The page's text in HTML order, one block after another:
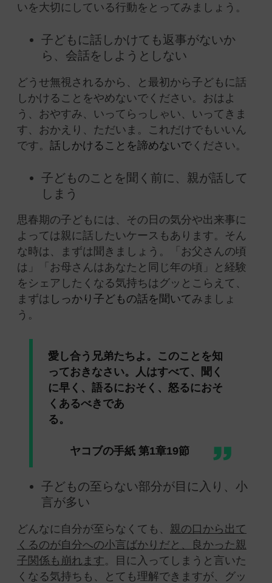
いを大切にしている行動をとってみましょう。
子どもに話しかけても返事がないか
ら、会話をしようとしない
どうせ無視されるから、と最初から子どもに話
しかけることをやめないでください。おはよ
う、おやすみ、いってらっしゃい、いってきま
す、おかえり、ただいま。これだけでもいいん
です。 話しかけることを諦めないで ください。
子どものことを聞く前に、親が話して
しまう
思春期の子どもには、その日の気分や出来事に
よっては親に話したいケースもあります。そん
な時は、まずは聞きましょう。「お父さんの頃
は」「お母さんはあなたと同じ年の頃」と経験
をシェアしたくなる気持ちはグッとこらえて、
まずは しっかり子どもの話を聞いてみましょ
う。
愛し合う兄弟たちよ。このことを知
っておきなさい。人はすべて、聞く
に早く、語るにおそく、怒るにおそ
くあるべきであ
る。
ヤコブの手紙 第1章19節
子どもの至らない部分が目に入り、小
言が多い
どんなに自分が至らなくても、 親の口から出て
くるのが自分への小言ばかりだと、良かった親
子関係も崩れます。目に入ってしまうと言いた
くなる気持ちも、とても理解できますが、グッ